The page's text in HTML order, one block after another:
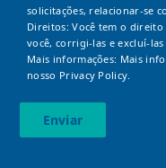
solicitações, relacionar-se
Direitos: Você tem o
você, corrigi-las e excluí-
Mais informações: Mais
nosso Privacy Policy.
Enviar